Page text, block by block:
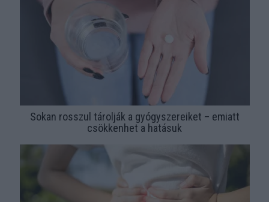
Sokan rosszul tárolják a gyógyszereiket – emiatt
csökkenhet a hatásuk